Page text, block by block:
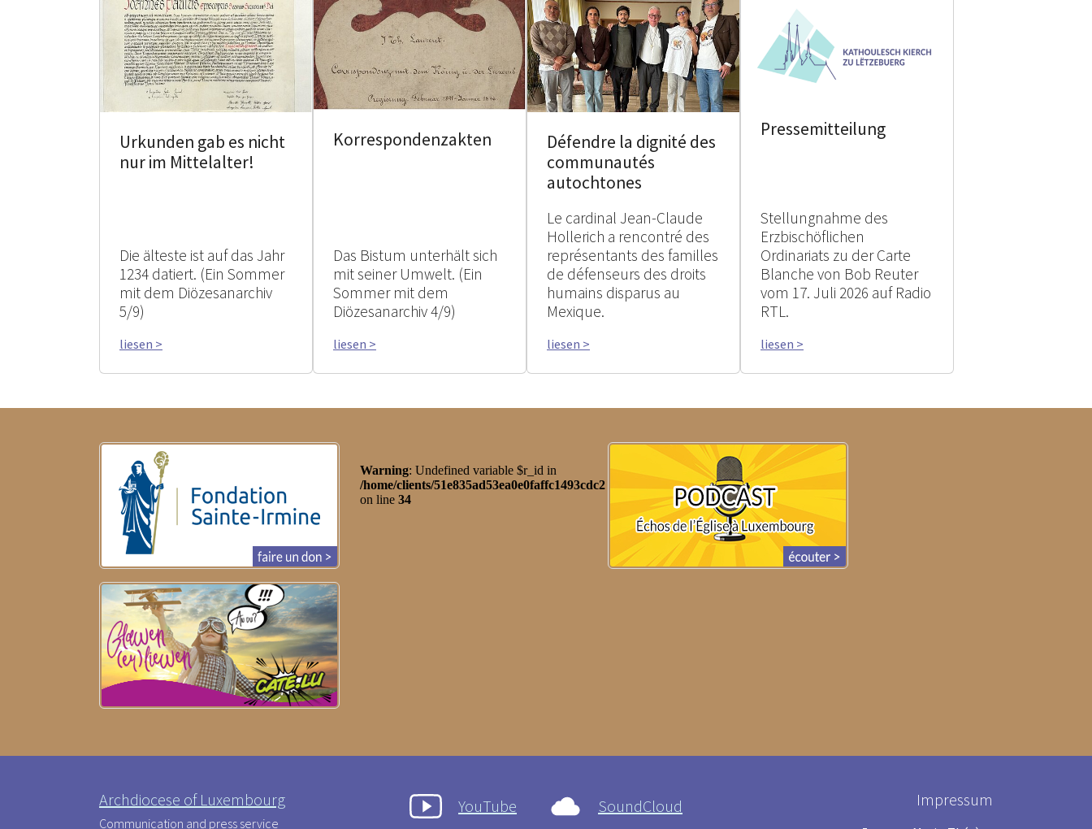
Urkunden gab es nicht
nur im Mittelalter!
Die älteste ist auf das Jahr
1234 datiert. (Ein Sommer
mit dem Diözesanarchiv
5/9)
liesen >
Korrespondenzakten
Das Bistum unterhält sich
mit seiner Umwelt. (Ein
Sommer mit dem
Diözesanarchiv 4/9)
liesen >
Défendre la dignité des
communautés
autochtones
Le cardinal Jean-Claude
Hollerich a rencontré des
représentants des familles
de défenseurs des droits
humains disparus au
Mexique.
liesen >
Pressemitteilung
Stellungnahme des
Erzbischöflichen
Ordinariats zu der Carte
Blanche von Bob Reuter
vom 17. Juli 2026 auf Radio
RTL.
liesen >
Archdiocese of Luxembourg
Communication and press service
YouTube SoundCloud Impressum